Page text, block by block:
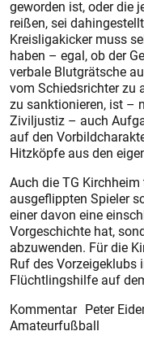
geworden ist, oder die
reißen, sei
Kreisligakicker muss
haben – egal, ob der
verbale Blutgrätsche
vom Schiedsrichter zu
zu sanktionieren, ist –
Ziviljustiz – auch
auf den
Hitzköpfe aus den
Auch die TG
ausgeflippten Spieler
einer davon eine
Vorgeschichte hat,
abzuwenden. Für die
Ruf des
Flüchtlingshilfe auf
Kommentar Peter
Amateurfußball